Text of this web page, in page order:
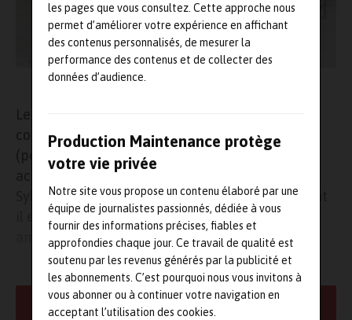
les pages que vous consultez. Cette approche nous
permet d’améliorer votre expérience en affichant
des contenus personnalisés, de mesurer la
performance des contenus et de collecter des
données d’audience.
Production Maintenance protège
votre vie privée
Notre site vous propose un contenu élaboré par une
équipe de journalistes passionnés, dédiée à vous
fournir des informations précises, fiables et
approfondies chaque jour. Ce travail de qualité est
soutenu par les revenus générés par la publicité et
les abonnements. C’est pourquoi nous vous invitons à
vous abonner ou à continuer votre navigation en
acceptant l’utilisation des cookies.
Photo : Coval France
Le fabricant français de systèmes et de
composants pour la préhension par le vide
(pompes à vide, ventouses, vacuostats et
accessoires) utilise depuis dix ans la solution
Sylob, unERP développé parForterro France, dont
il est d’ailleurs devenu l’un des clients
ambassadeur.
Le choix d’une solution full web qui casse les
codes
LIRE LA SUITE